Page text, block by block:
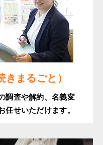
まるごと）
調査や解約、名義変
せいただけます。